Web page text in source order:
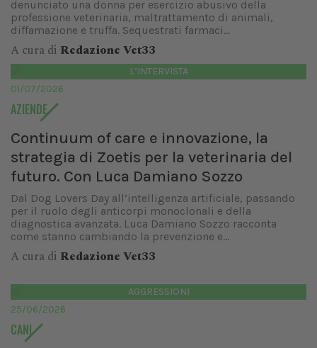
denunciato una donna per esercizio abusivo della
professione veterinaria, maltrattamento di animali,
diffamazione e truffa. Sequestrati farmaci...
A cura di Redazione Vet33
L’INTERVISTA
01/07/2026
AZIENDE
Continuum of care e innovazione, la
strategia di Zoetis per la veterinaria del
futuro. Con Luca Damiano Sozzo
Dal Dog Lovers Day all’intelligenza artificiale, passando
per il ruolo degli anticorpi monoclonali e della
diagnostica avanzata. Luca Damiano Sozzo racconta
come stanno cambiando la prevenzione e...
A cura di Redazione Vet33
AGGRESSIONI
25/06/2026
CANI